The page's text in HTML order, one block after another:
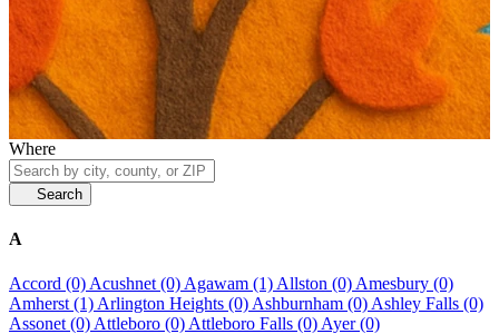
Where
Search
A
Accord (0) Acushnet (0) Agawam (1) Allston (0) Amesbury (0)
Amherst (1) Arlington Heights (0) Ashburnham (0) Ashley Falls (0)
Assonet (0) Attleboro (0) Attleboro Falls (0) Ayer (0)